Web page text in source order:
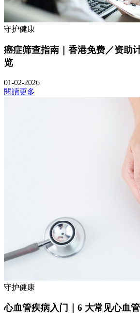
守护健康
癌症筛查指南｜香港免费／资助
览
01-02-2026
閱讀更多
守护健康
心血管疾病入门｜6 大常见心血